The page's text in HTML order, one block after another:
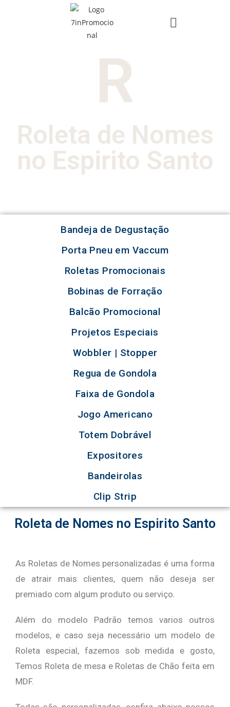
R
Roleta de Nomes
no Espirito Santo
Bandeja de Degustação
Porta Pneu em Vaccum
Roletas Promocionais
Bobinas de Forração
Balcão Promocional
Projetos Especiais
Wobbler | Stopper
Regua de Gondola
Faixa de Gondola
Jogo Americano
Totem Dobrável
Expositores
Bandeirolas
Clip Strip
Roleta de Nomes no Espirito Santo
As Roletas de Nomes personalizadas é uma forma
de atrair mais clientes, quem não deseja ser
premiado com algum produto ou serviço.
Além do modelo Padrão temos varios outros
modelos, e caso seja necessário um modelo de
Roleta especial, fazemos sob medida e gosto,
Temos Roleta de mesa e Roletas de Chão feita em
MDF.